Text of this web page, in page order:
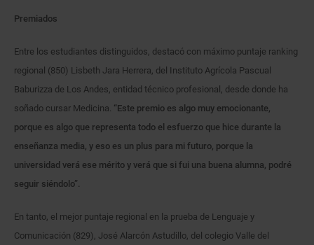
Premiados
Entre los estudiantes distinguidos, destacó con máximo puntaje ranking
regional (850) Lisbeth Jara Herrera, del Instituto Agrícola Pascual
Baburizza de Los Andes, entidad técnico profesional, desde donde ha
soñado cursar Medicina. “Este premio es algo muy emocionante,
porque es algo que representa todo el esfuerzo que hice durante la
enseñanza media, y eso es un plus para mi futuro, porque la
universidad verá ese mérito y verá que si fui una buena alumna, podré
seguir siéndolo”.
En tanto, el mejor puntaje regional en la prueba de Lenguaje y
Comunicación (829), José Alarcón Astudillo, del colegio Valle del